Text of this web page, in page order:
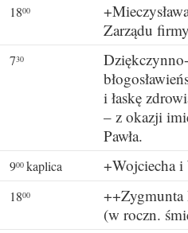
1800
Zarządu
730
i łaskę
– z okazji
Pawła.
900 kaplica +Wojciecha i
1800
(w roczn.